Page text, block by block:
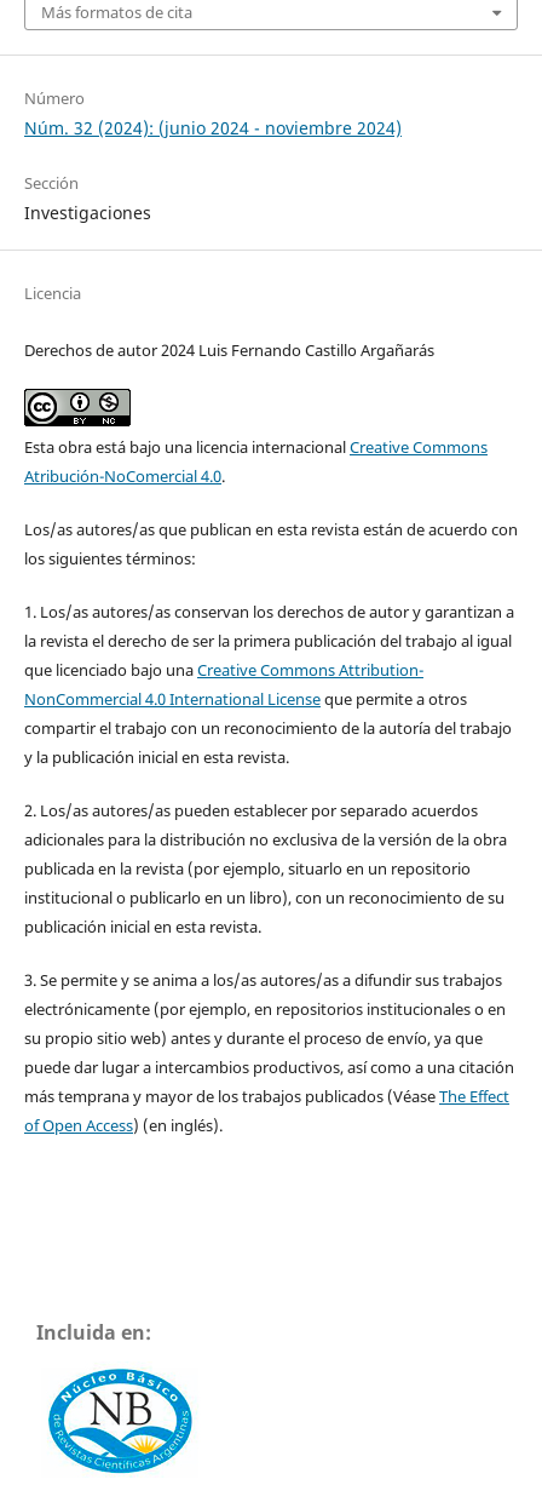
Más formatos de cita
Número
Núm. 32 (2024): (junio 2024 - noviembre 2024)
Sección
Investigaciones
Licencia
Derechos de autor 2024 Luis Fernando Castillo Argañarás
Esta obra está bajo una licencia internacionalCreative Commons
Atribución-NoComercial 4.0.
Los/as autores/as que publican en esta revista están de acuerdo con
los siguientes términos:
1. Los/as autores/as conservan los derechos de autor y garantizan a
la revista el derecho de ser la primera publicación del trabajo al igual
que licenciado bajo unaCreative Commons Attribution-
NonCommercial 4.0 International Licenseque permite a otros
compartir el trabajo con un reconocimiento de la autoría del trabajo
y la publicación inicial en esta revista.
2. Los/as autores/as pueden establecer por separado acuerdos
adicionales para la distribución no exclusiva de la versión de la obra
publicada en la revista (por ejemplo, situarlo en un repositorio
institucional o publicarlo en un libro), con un reconocimiento de su
publicación inicial en esta revista.
3. Se permite y se anima a los/as autores/as a difundir sus trabajos
electrónicamente (por ejemplo, en repositorios institucionales o en
su propio sitio web) antes y durante el proceso de envío, ya que
puede dar lugar a intercambios productivos, así como a una citación
más temprana y mayor de los trabajos publicados (VéaseThe Effect
of Open Access) (en inglés).
Incluida en: